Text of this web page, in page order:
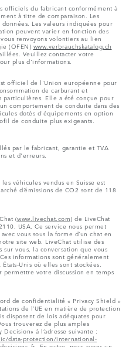
officiels du fabricant conformément à
à titre de comparaison. Les
Les valeurs indiquées pour
peuvent varier en fonction des
renvoyons volontiers au lien
(OFEN) www.verbrauchskatalog.ch
Veuillez contacter votre
plus d'informations.
officiel de l'Union européenne pour
de carburant et
Elle a été conçue pour
comportement de conduite dans des
dotés d'équipements en option
de conduite plus exigeants.
par le fabricant, garantie et TVA
et d'erreurs.
véhicules vendus en Suisse est
d’émissions de CO2 sont de 118
(www.livechat.com) de LiveChat
USA. Ce service nous permet
vous sous la forme d’un chat en
site web. LiveChat utilise des
vous, la conversation que vous
informations sont généralement
Unis où elles sont stockées.
votre discussion en temps
de confidentialité « Privacy Shield »
de l’UE en matière de protection
disposent de lois adéquates pour
trouverez de plus amples
à l’adresse suivante :
data-protection/international-